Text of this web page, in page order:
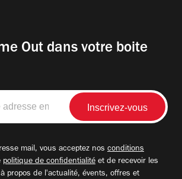
Out dans votre boite
mail, vous acceptez nos conditions
politique de confidentialité et de recevoir les
propos de l'actualité, évents, offres et